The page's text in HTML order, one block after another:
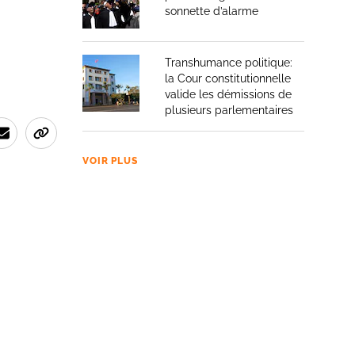
sonnette d’alarme
Transhumance politique:
la Cour constitutionnelle
valide les démissions de
plusieurs parlementaires
VOIR PLUS